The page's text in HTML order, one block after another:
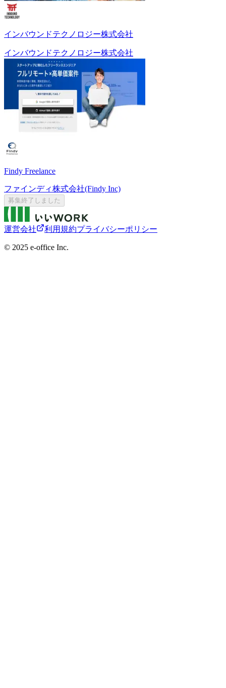
インバウンドテクノロジー株式会社
インバウンドテクノロジー株式会社
Findy Freelance
ファインディ株式会社(Findy Inc)
募集終了しました
運営会社 利用規約プライバシーポリシー
©︎ 2025 e-office Inc.